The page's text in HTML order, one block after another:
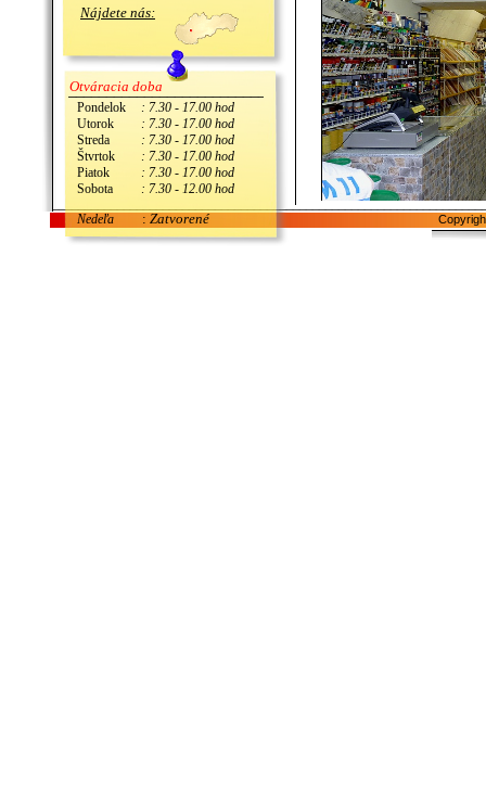
Nájdete nás:
________________________________________
Otváracia doba
Pondelok
Utorok
Streda
Štvrtok
Piatok
Sobota
: 7.30 - 17.00 hod
: 7.30 - 17.00 hod
: 7.30 - 17.00 hod
: 7.30 - 17.00 hod
: 7.30 - 17.00 hod
: 7.30 - 12.00 hod
: Zatvorené
Nedeľa